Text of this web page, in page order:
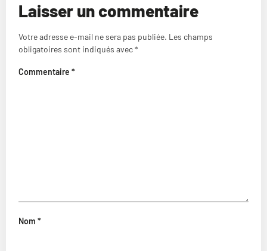
Laisser un commentaire
Votre adresse e-mail ne sera pas publiée. Les champs
obligatoires sont indiqués avec*
Commentaire *
Nom *